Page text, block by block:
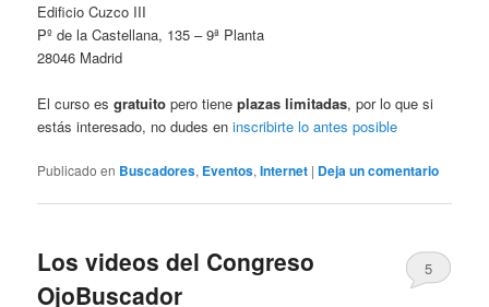
Edificio Cuzco III
Pº de la Castellana, 135 – 9ª Planta
28046 Madrid
El curso esgratuito pero tieneplazas limitadas, por lo que si
estás interesado, no dudes eninscribirte lo antes posible
Publicado en Buscadores, Eventos,Internet | Deja un comentario
Los videos del Congreso
OjoBuscador
5